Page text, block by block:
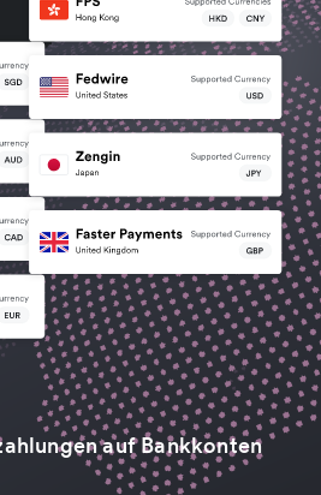
auf Bankkonten